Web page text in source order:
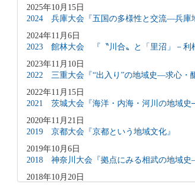
2025年10月15日
2024 兵庫大会『五国の多様性と交流―兵庫
2024年11月6日
2023 館林大会 『〝川合〟と「里沼」－利
2023年11月10日
2022 三重大会『“出入り”の地域史―求心・
2022年11月15日
2021 茨城大会『海洋・内海・河川の地域史
2020年11月21日
2019 京都大会『京都という地域文化』
2019年10月6日
2018 神奈川大会『拠点にみる相武の地域
2018年10月20日